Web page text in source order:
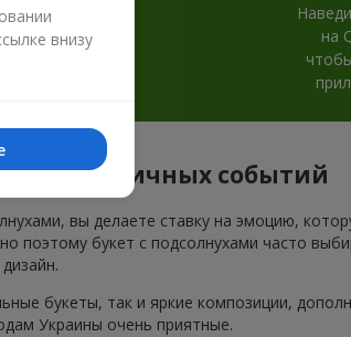
на
праздничных событий
вы делаете ставку на эмоцию,
поэтому букет с подсолнухами часто
букеты, так и яркие композиции,
Украины очень приятные.
внизу